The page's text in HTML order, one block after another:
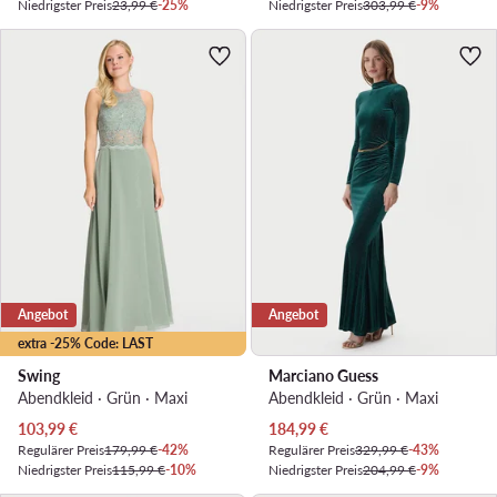
Niedrigster Preis23,99 €-25% Niedrigster Preis303,99 €-9%
extra -25% Code: LAST
Angebot
Swing
Abendkleid · Grün · Maxi
Aktueller Preis
103,99€
Regulärer Preis179,99 €-42%
Niedrigster Preis115,99 €-10%
Angebot
Marciano Guess
Abendkleid · Grün · Maxi
Aktueller Preis
184,99€
Regulärer Preis329,99 €-43%
Niedrigster Preis204,99 €-9%